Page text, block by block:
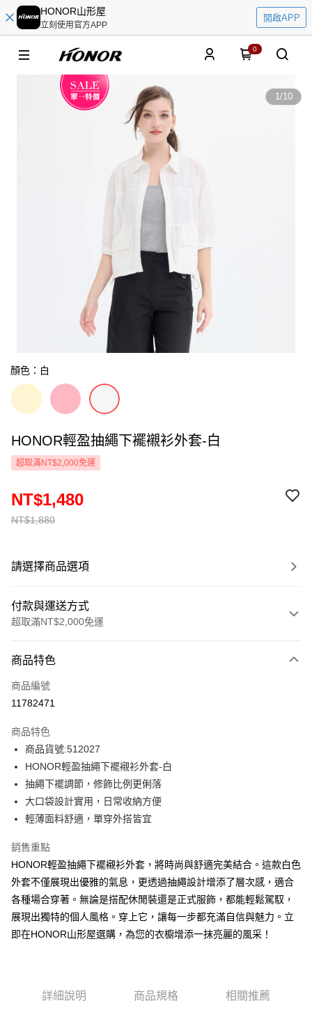
HONOR山形屋
立刻使用官方APP
開啟APP
0
1/10
顏色：白
HONOR輕盈抽繩下襬襯衫外套-白
超取滿NT$2,000免運
NT$1,880
NT$1,480
請選擇商品選項
付款與運送方式
超取滿NT$2,000免運
信用卡一次付款
超商取貨付款
Apple Pay
街口支付
悠遊付
Google Pay
ATM付款
運送方式
全家取貨付款 -訂單滿 $2000 元即享免運服務，未滿則另收
$80 元物流費用。
每筆NT$80，滿NT$2,000(含以上)免運費
每筆NT$80，滿NT$2,000(含以上)免運費
商品特色
商品編號
11782471
商品特色
商品貨號:512027
HONOR輕盈抽繩下襬襯衫外套-白
抽繩下襬調節，修飾比例更俐落
大口袋設計實用，日常收納方便
輕薄面料舒適，單穿外搭皆宜
銷售重點
HONOR輕盈抽繩下襬襯衫外套，將時尚與舒適完美結合。這款白色
外套不僅展現出優雅的氣息，更透過抽繩設計增添了層次感，適合
各種場合穿著。無論是搭配休閒裝還是正式服飾，都能輕鬆駕馭，
展現出獨特的個人風格。穿上它，讓每一步都充滿自信與魅力。立
即在HONOR山形屋選購，為您的衣櫥增添一抹亮麗的風采！
詳細說明 商品規格 相關推薦